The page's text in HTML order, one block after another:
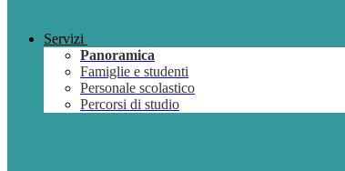
Servizi
Panoramica
Famiglie e studenti
Personale scolastico
Percorsi di studio